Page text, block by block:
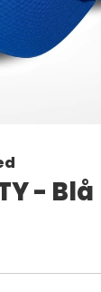
- Blå